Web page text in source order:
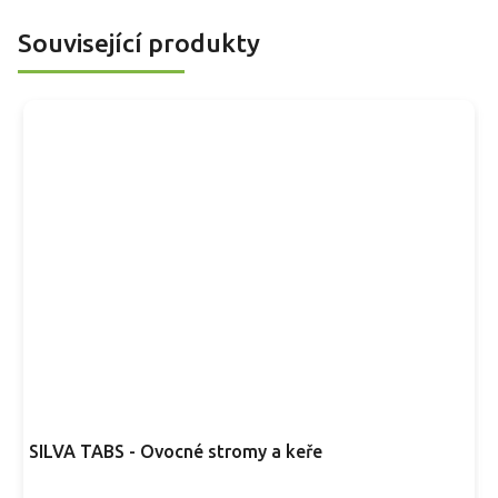
Související produkty
SILVA TABS - Ovocné stromy a keře